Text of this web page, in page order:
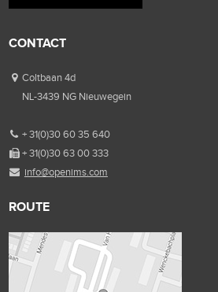
CONTACT
Coltbaan 4d
NL-3439 NG Nieuwegein
+ 31(0)30 60 35 640
+ 31(0)30 63 00 333
info@openims.com
ROUTE